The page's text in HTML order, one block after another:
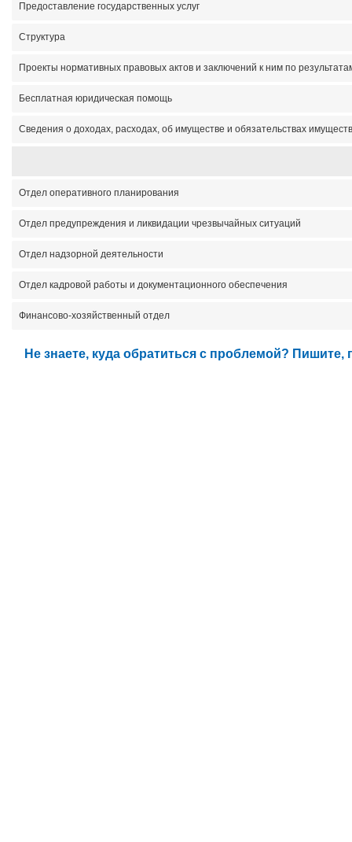
Предоставление государственных услуг
Структура
Проекты нормативных правовых актов и заключений к ним по
Бесплатная юридическая помощь
Сведения о доходах, расходах, об имуществе и обязательствах
Отдел оперативного планирования
Отдел предупреждения и ликвидации чрезвычайных ситуаций
Отдел надзорной деятельности
Отдел кадровой работы и документационного обеспечения
Финансово-хозяйственный отдел
Не знаете, куда обратиться с проблемой?